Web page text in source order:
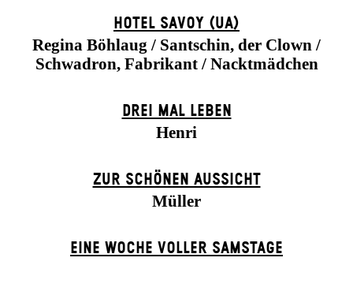
HOTEL SAVOY (UA)
Regina Böhlaug / Santschin, der Clown /
Schwadron, Fabrikant / Nacktmädchen
DREI MAL LEBEN
Henri
ZUR SCHÖNEN AUSSICHT
Müller
EINE WOCHE VOLLER SAMSTAGE